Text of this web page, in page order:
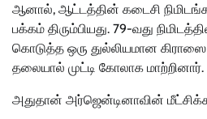
ஆனால், ஆட்டத்தின் கடைசி
பக்கம் திரும்பியது. 79-வது
கொடுத்த ஒரு துல்லியமான
தலையால் முட்டி கோலாக மாற்றினார்.
அதுதான் அர்ஜென்டினாவின்